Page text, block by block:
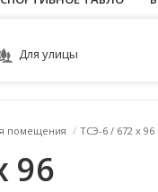
Для улицы
помещения / ТСЭ-6 / 672 x 96
96